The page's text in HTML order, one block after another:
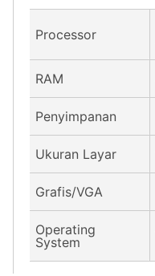
Processor
RAM
Penyimpanan
Ukuran Layar
Grafis/VGA
Operating
System